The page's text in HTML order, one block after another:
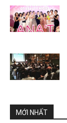
MỚI NHẤT